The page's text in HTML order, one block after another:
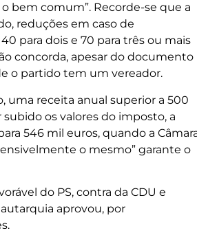
bem comum”. Recorde-se que a
reduções em caso de
para dois e 70 para três ou mais
concorda, apesar do documento
o partido tem um vereador.
uma receita anual superior a 500
os valores do imposto, a
546 mil euros, quando a
o mesmo” garante o
do PS, contra da CDU e
aprovou, por